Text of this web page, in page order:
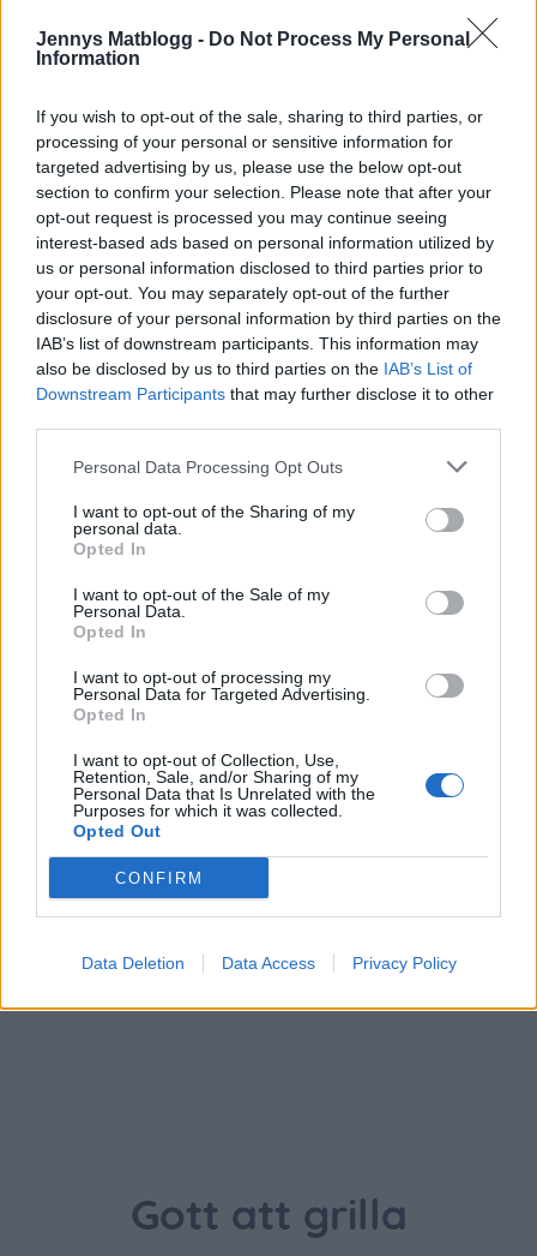
Jennys Matblogg - Do Not Process My Personal
Information
If you wish to opt-out of the sale, sharing to third parties, or
processing of your personal or sensitive information for
targeted advertising by us, please use the below opt-out
section to confirm your selection. Please note that after your
opt-out request is processed you may continue seeing
interest-based ads based on personal information utilized by
us or personal information disclosed to third parties prior to
your opt-out. You may separately opt-out of the further
disclosure of your personal information by third parties on the
IAB’s list of downstream participants. This information may
also be disclosed by us to third parties on the IAB’s List of
Downstream Participants that may further disclose it to other
Personal Data Processing Opt Outs
I want to opt-out of the Sharing of my
personal data.
Opted In
I want to opt-out of the Sale of my
Personal Data.
Opted In
I want to opt-out of processing my
Personal Data for Targeted Advertising.
Opted In
I want to opt-out of Collection, Use,
Retention, Sale, and/or Sharing of my
Personal Data that Is Unrelated with the
Purposes for which it was collected.
Opted Out
CONFIRM
Data Deletion Data Access Privacy Policy
{} [+]
COMMENTS
äldsta
Mian
11 år sedan
Fru Boholm
11 år sedan
Ädelostpaj med broccoli är en favorit! Jättegott.
Svara
11 år sedan
Vill bara tacka för bra veckomatsedlar, det underlättar
mycket här hemma hos oss 🙂
Gott att grilla